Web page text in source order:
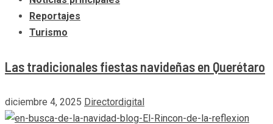
Reportajes
Turismo
Las tradicionales fiestas navideñas en Querétaro
diciembre 4, 2025 Directordigital